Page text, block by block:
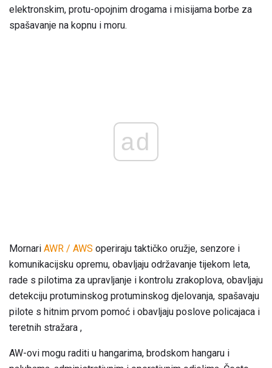
elektronskim, protu-opojnim drogama i misijama borbe za
spašavanje na kopnu i moru.
ad
Mornari AWR / AWS operiraju taktičko oružje, senzore i
komunikacijsku opremu, obavljaju održavanje tijekom leta,
rade s pilotima za upravljanje i kontrolu zrakoplova, obavljaju
detekciju protuminskog protuminskog djelovanja, spašavaju
pilote s hitnim prvom pomoć i obavljaju poslove policajaca i
teretnih stražara ,
AW-ovi mogu raditi u hangarima, brodskom hangaru i